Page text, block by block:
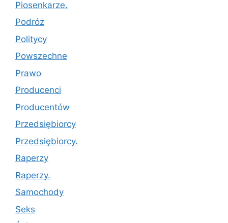
Piosenkarze.
Podróż
Politycy
Powszechne
Prawo
Producenci
Producentów
Przedsiębiorcy
Przedsiębiorcy.
Raperzy
Raperzy.
Samochody
Seks